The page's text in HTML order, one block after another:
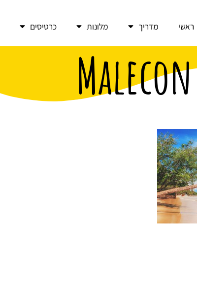
ראשי מדריך מלונות כרטיסים
Malecon